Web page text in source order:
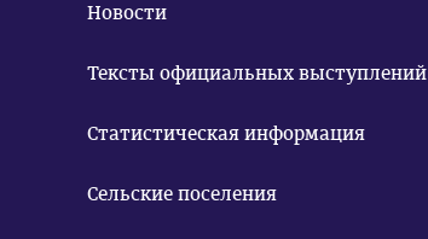
Новости
Тексты официальных выступлений
Статистическая информация
Сельские поселения